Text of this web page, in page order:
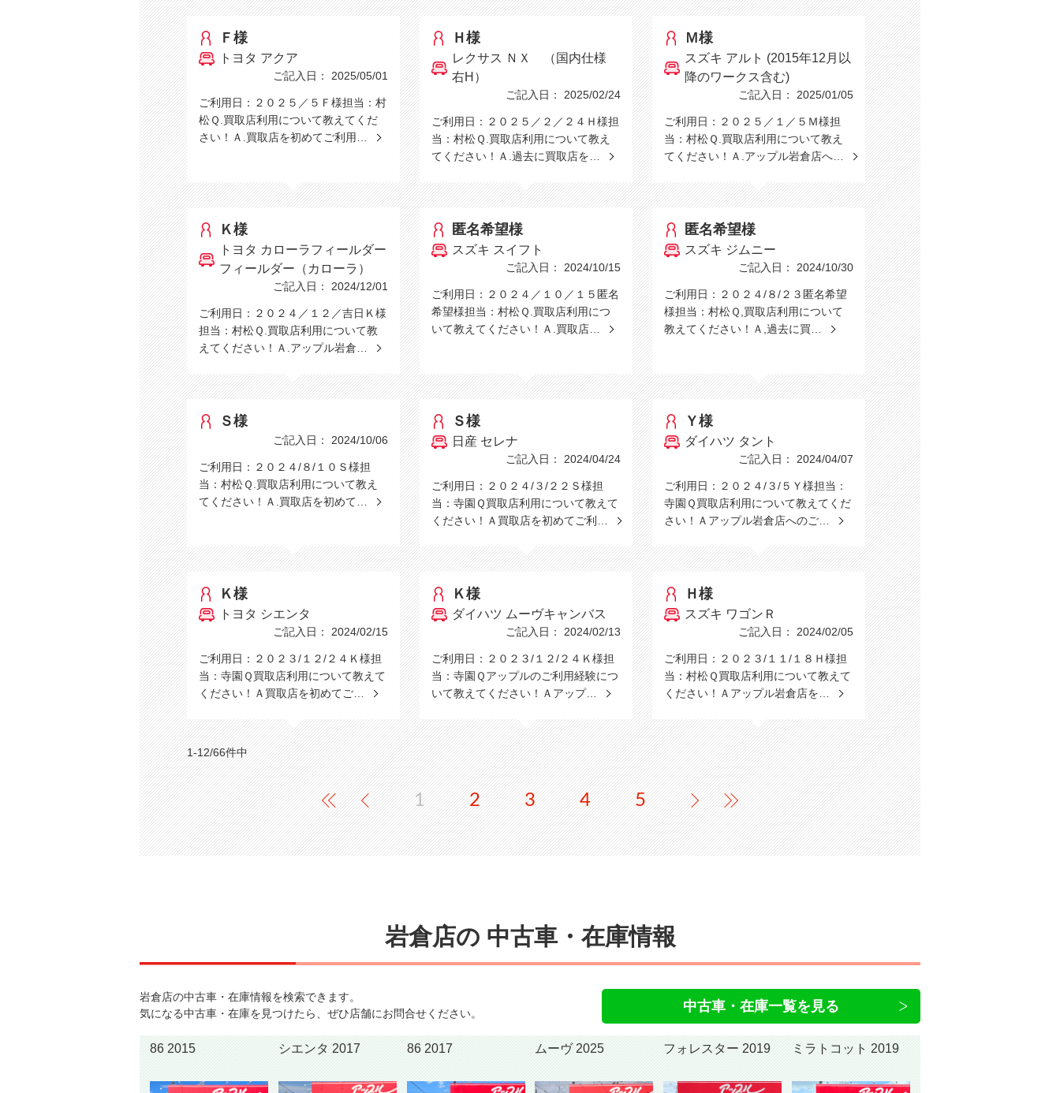
Ｆ様
トヨタ アクア
ご記入日： 2025/05/01
ご利用日：２０２５／５Ｆ様担当：村
松Ｑ.買取店利用について教えてくだ
さい！Ａ.買取店を初めてご利用…
Ｈ様
レクサス ＮＸ （国内仕様
右H）
ご記入日： 2025/02/24
ご利用日：２０２５／２／２４Ｈ様担
当：村松Ｑ.買取店利用について教え
てください！Ａ.過去に買取店を…
Ｍ様
スズキ アルト (2015年12月以
降のワークス含む)
ご記入日： 2025/01/05
ご利用日：２０２５／１／５Ｍ様担
当：村松Ｑ.買取店利用について教え
てください！Ａ.アップル岩倉店へ…
Ｋ様
トヨタ カローラフィールダー
フィールダー（カローラ）
ご記入日： 2024/12/01
ご利用日：２０２４／１２／吉日Ｋ様
担当：村松Ｑ.買取店利用について教
えてください！Ａ.アップル岩倉…
匿名希望様
スズキ スイフト
ご記入日： 2024/10/15
ご利用日：２０２４／１０／１５匿名
希望様担当：村松Ｑ.買取店利用につ
いて教えてください！Ａ.買取店…
匿名希望様
スズキ ジムニー
ご記入日： 2024/10/30
ご利用日：２０２４/８/２３匿名希望
様担当：村松Ｑ,買取店利用について
教えてください！Ａ,過去に買…
Ｓ様
ご記入日： 2024/10/06
ご利用日：２０２４/８/１０Ｓ様担
当：村松Ｑ.買取店利用について教え
てください！Ａ.買取店を初めて…
Ｓ様
日産 セレナ
ご記入日： 2024/04/24
ご利用日：２０２４/３/２２Ｓ様担
当：寺園Ｑ買取店利用について教えて
ください！Ａ買取店を初めてご利…
Ｙ様
ダイハツ タント
ご記入日： 2024/04/07
ご利用日：２０２４/３/５Ｙ様担当：
寺園Ｑ買取店利用について教えてくだ
さい！Ａアップル岩倉店へのご…
Ｋ様
トヨタ シエンタ
ご記入日： 2024/02/15
ご利用日：２０２３/１２/２４Ｋ様担
当：寺園Ｑ買取店利用について教えて
ください！Ａ買取店を初めてご…
Ｋ様
ダイハツ ムーヴキャンバス
ご記入日： 2024/02/13
ご利用日：２０２３/１２/２４Ｋ様担
当：寺園Ｑアップルのご利用経験につ
いて教えてください！Ａアップ…
Ｈ様
スズキ ワゴンＲ
ご記入日： 2024/02/05
ご利用日：２０２３/１１/１８Ｈ様担
当：村松Ｑ買取店利用について教えて
ください！Ａアップル岩倉店を…
1-12/66件中
1 2 3 4 5
岩倉店の 中古車・在庫情報
岩倉店の中古車・在庫情報を検索できます。
気になる中古車・在庫を見つけたら、ぜひ店舗にお問合せください。
中古車・在庫一覧を見る
86 2015 シエンタ 2017 86 2017 ムーヴ 2025 フォレスター 2019 ミラトコット 2019